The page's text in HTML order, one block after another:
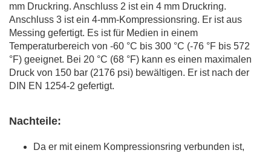
mm Druckring. Anschluss 2 ist ein 4 mm Druckring.
Anschluss 3 ist ein 4-mm-Kompressionsring. Er ist aus
Messing gefertigt. Es ist für Medien in einem
Temperaturbereich von -60 °C bis 300 °C (-76 °F bis 572
°F) geeignet. Bei 20 °C (68 °F) kann es einen maximalen
Druck von 150 bar (2176 psi) bewältigen. Er ist nach der
DIN EN 1254-2 gefertigt.
Nachteile:
Da er mit einem Kompressionsring verbunden ist,